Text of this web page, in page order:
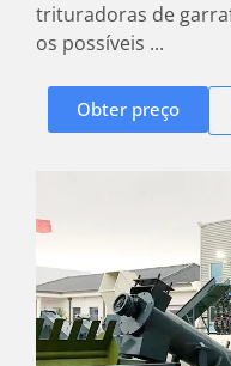
trituradoras de
os possíveis ...
Obter preço